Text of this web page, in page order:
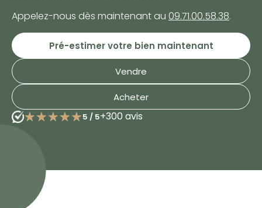
Appelez-nous dès maintenant au 09.71.00.58.38.
Pré-estimer votre bien maintenant
Vendre
Acheter
★★★★★
★★★★★5 / 5+300 avis